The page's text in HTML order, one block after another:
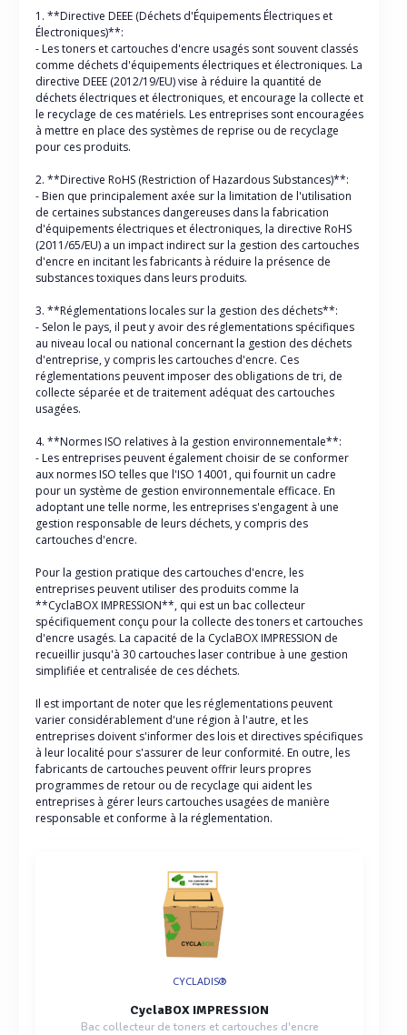
1. **Directive DEEE (Déchets d'Équipements Électriques et
Électroniques)**:
- Les toners et cartouches d'encre usagés sont souvent classés
comme déchets d'équipements électriques et électroniques. La
directive DEEE (2012/19/EU) vise à réduire la quantité de
déchets électriques et électroniques, et encourage la collecte et
le recyclage de ces matériels. Les entreprises sont encouragées
à mettre en place des systèmes de reprise ou de recyclage
pour ces produits.
2. **Directive RoHS (Restriction of Hazardous Substances)**:
- Bien que principalement axée sur la limitation de l'utilisation
de certaines substances dangereuses dans la fabrication
d'équipements électriques et électroniques, la directive RoHS
(2011/65/EU) a un impact indirect sur la gestion des cartouches
d'encre en incitant les fabricants à réduire la présence de
substances toxiques dans leurs produits.
3. **Réglementations locales sur la gestion des déchets**:
- Selon le pays, il peut y avoir des réglementations spécifiques
au niveau local ou national concernant la gestion des déchets
d'entreprise, y compris les cartouches d'encre. Ces
réglementations peuvent imposer des obligations de tri, de
collecte séparée et de traitement adéquat des cartouches
usagées.
4. **Normes ISO relatives à la gestion environnementale**:
- Les entreprises peuvent également choisir de se conformer
aux normes ISO telles que l'ISO 14001, qui fournit un cadre
pour un système de gestion environnementale efficace. En
adoptant une telle norme, les entreprises s'engagent à une
gestion responsable de leurs déchets, y compris des
cartouches d'encre.
Pour la gestion pratique des cartouches d'encre, les
entreprises peuvent utiliser des produits comme la
**CyclaBOX IMPRESSION**, qui est un bac collecteur
spécifiquement conçu pour la collecte des toners et cartouches
d'encre usagés. La capacité de la CyclaBOX IMPRESSION de
recueillir jusqu'à 30 cartouches laser contribue à une gestion
simplifiée et centralisée de ces déchets.
Il est important de noter que les réglementations peuvent
varier considérablement d'une région à l'autre, et les
entreprises doivent s'informer des lois et directives spécifiques
à leur localité pour s'assurer de leur conformité. En outre, les
fabricants de cartouches peuvent offrir leurs propres
programmes de retour ou de recyclage qui aident les
entreprises à gérer leurs cartouches usagées de manière
responsable et conforme à la réglementation.
CYCLADIS®
CyclaBOX IMPRESSION
Bac collecteur de toners et cartouches d'encre